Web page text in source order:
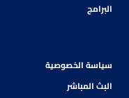
البرامج
سياسة الخصوصية
البث المباشر